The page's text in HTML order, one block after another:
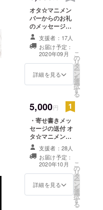
オタ☆マニメン
バーからのお礼
のメッセージ動
画（2～3分程
度）をデータで
お届けします。
支援者：17人
お届け予定：
2020年09月
詳細を見る
こ
の
リ
タ
ー
ン
を
選
択
す
る
5,000円
・寄せ書きメッ
セージの送付 オ
タ☆マニメン
バー（大林宜
裕、Ｌｕｕ．、
まるたにあや
の、タジマ ホノ
カ、オタ神）全
員の寄せ書き
支援者：28人
お届け予定：
2020年10月
詳細を見る
こ
の
リ
タ
ー
ン
を
選
択
す
る